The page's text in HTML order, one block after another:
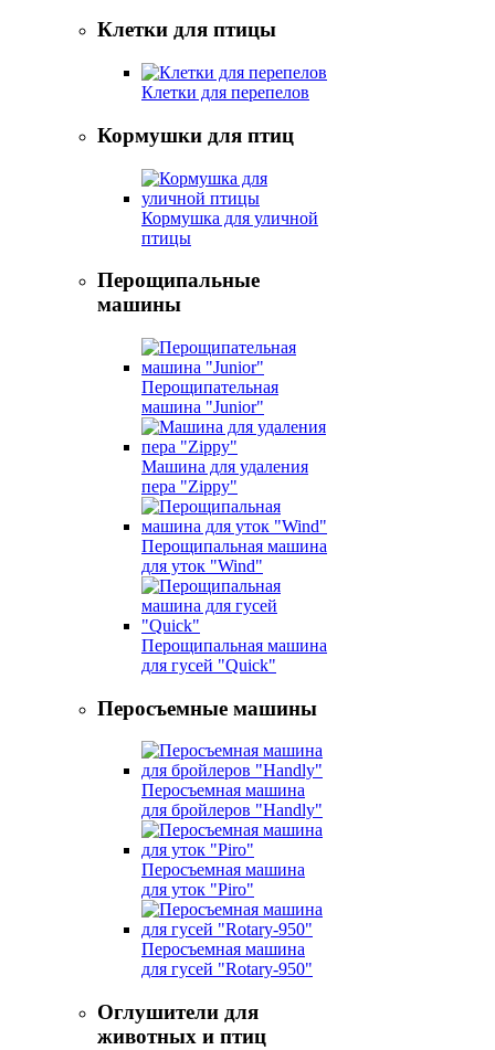
Клетки для птицы
Клетки для перепелов
Кормушки для птиц
Кормушка для уличной
птицы
Перощипальные
машины
Перощипательная
машина "Junior"
Машина для удаления
пера "Zippy"
Перощипальная машина
для уток "Wind"
Перощипальная машина
для гусей "Quick"
Перосъемные машины
Перосъемная машина
для бройлеров "Handly"
Перосъемная машина
для уток "Piro"
Перосъемная машина
для гусей "Rotary-950"
Оглушители для
животных и птиц